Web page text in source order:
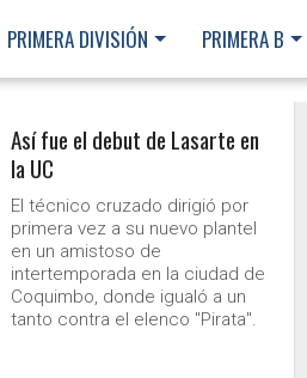
PRIMERA DIVISIÓN PRIMERA B
Así fue el debut de Lasarte en
la UC
El técnico cruzado dirigió por
primera vez a su nuevo plantel
en un amistoso de
intertemporada en la ciudad de
Coquimbo, donde igualó a un
tanto contra el elenco "Pirata".